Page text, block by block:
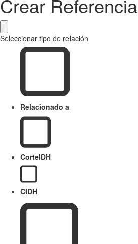
Crear Referencia
Seleccionar tipo de relación
Relacionado a
CorteIDH
CIDH